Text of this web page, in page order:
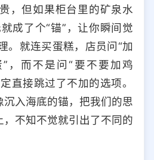
，但如果柜台里的矿泉水
成了个“锚”，让你瞬间觉
。就连买蛋糕，店员问“加
，而不是问“要不要加鸡
直接跳过了不加的选项。
入海底的锚，把我们的思
不知不觉就引出了不同的